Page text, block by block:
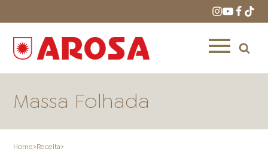
Massa Folhada
Home>Receita>